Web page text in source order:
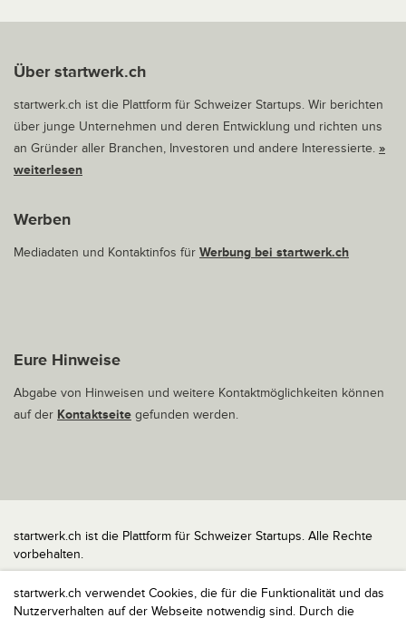
startwerk.ch verwendet Cookies, die für die Funktionalität und das
Nutzerverhalten auf der Webseite notwendig sind. Durch die
Über startwerk.ch
startwerk.ch ist die Plattform für Schweizer Startups. Wir berichten
über junge Unternehmen und deren Entwicklung und richten uns
an Gründer aller Branchen, Investoren und andere Interessierte. »
weiterlesen
Werben
Mediadaten und Kontaktinfos für Werbung bei startwerk.ch
Eure Hinweise
Abgabe von Hinweisen und weitere Kontaktmöglichkeiten können
auf der Kontaktseite gefunden werden.
startwerk.ch ist die Plattform für Schweizer Startups. Alle Rechte
vorbehalten.
Impressum
Kontakt